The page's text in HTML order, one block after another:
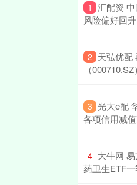
1 汇配资
风险偏好回升
2 天弘优配
（
3 光大e配
各项信用减
4 大牛网
药卫生ETF